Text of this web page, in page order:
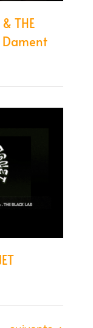
THE
Dament